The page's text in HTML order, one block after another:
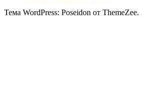
Тема WordPress: Poseidon от ThemeZee.